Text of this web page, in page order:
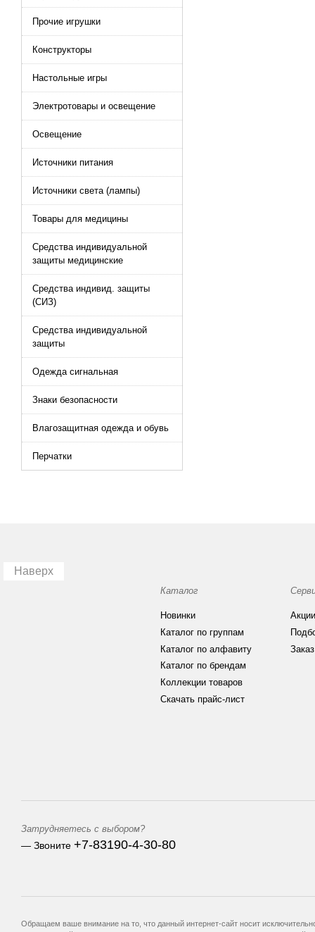
Прочие игрушки
Конструкторы
Настольные игры
Электротовары и освещение
Освещение
Источники питания
Источники света (лампы)
Товары для медицины
Средства индивидуальной
защиты медицинские
Средства индивид. защиты
(СИЗ)
Средства индивидуальной
защиты
Одежда сигнальная
Знаки безопасности
Влагозащитная одежда и обувь
Перчатки
Наверх
Каталог
Новинки
Каталог по группам
Каталог по алфавиту
Каталог по брендам
Коллекции товаров
Скачать прайс-лист
Затрудняетесь с выбором?
— Звоните +7-83190-4-30-80
Обращаем ваше внимание на то, что данный интернет-сайт носит